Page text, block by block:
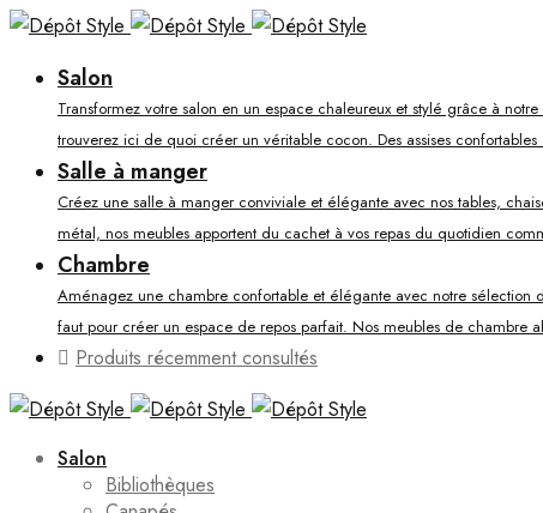
Salon
Transformez votre salon en un espace chaleureux et stylé grâce à
trouverez ici de quoi créer un véritable cocon. Des assises
Salle à manger
Créez une salle à manger conviviale et élégante avec nos tables,
métal, nos meubles apportent du cachet à vos repas du quotidien
Chambre
Aménagez une chambre confortable et élégante avec notre sélection
faut pour créer un espace de repos parfait. Nos meubles de chambre
Produits récemment consultés
Salon
Bibliothèques